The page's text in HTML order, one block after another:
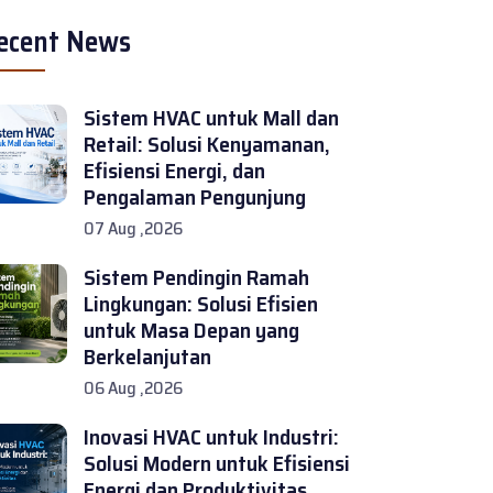
News
Sistem HVAC untuk Mall dan
Retail: Solusi Kenyamanan,
Efisiensi Energi, dan
Pengalaman Pengunjung
07 Aug ,2026
Sistem Pendingin Ramah
Lingkungan: Solusi Efisien
untuk Masa Depan yang
Berkelanjutan
06 Aug ,2026
Inovasi HVAC untuk Industri:
Solusi Modern untuk Efisiensi